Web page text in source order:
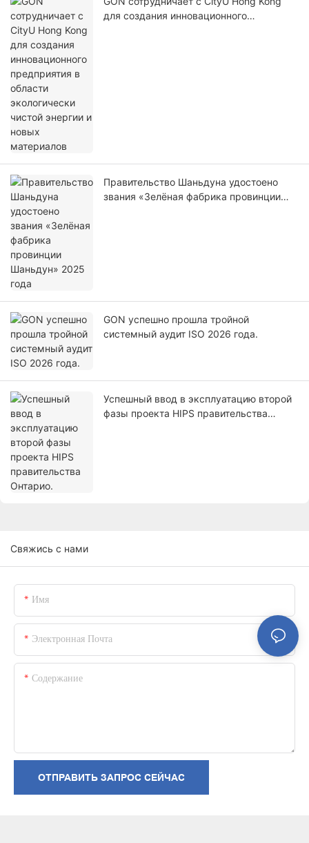
для создания инновационного
Правительство Шаньдуна удостоено
звания «Зелёная фабрика провинции
GON успешно прошла тройной
системный аудит ISO 2026 года.
Успешный ввод в эксплуатацию второй
фазы проекта HIPS правительства
Свяжись с нами
Имя
Электронная Почта
Содержание
ОТПРАВИТЬ ЗАПРОС СЕЙЧАС